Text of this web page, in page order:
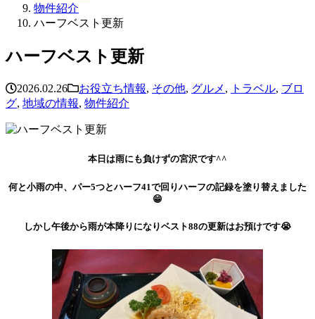
物件紹介
ハーフベスト更新
ハーフベスト更新
2026.02.26 お役立ち情報, その他, グルメ , トラベル, ブロ
グ, 地域の情報, 物件紹介
本日は雨にも負けずの宮沢です^^
何と小雨の中、パー5つとハーフ41で回りハーフの記録を塗り替えました
😁
しかし午後から雨が本降りになりベスト88の更新はお預けです😭